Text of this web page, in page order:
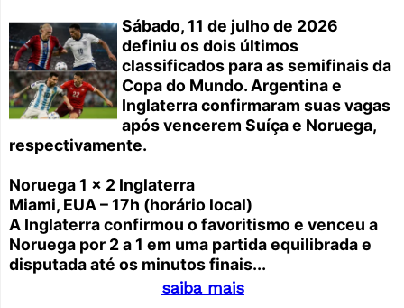
Sábado, 11 de julho de 2026
definiu os dois últimos
classificados para as semifinais da
Copa do Mundo. Argentina e
Inglaterra confirmaram suas vagas
após vencerem Suíça e Noruega,
respectivamente.
Noruega 1 x 2 Inglaterra
Miami, EUA – 17h (horário local)
A Inglaterra confirmou o favoritismo e venceu a
Noruega por 2 a 1 em uma partida equilibrada e
disputada até os minutos finais...
saiba mais